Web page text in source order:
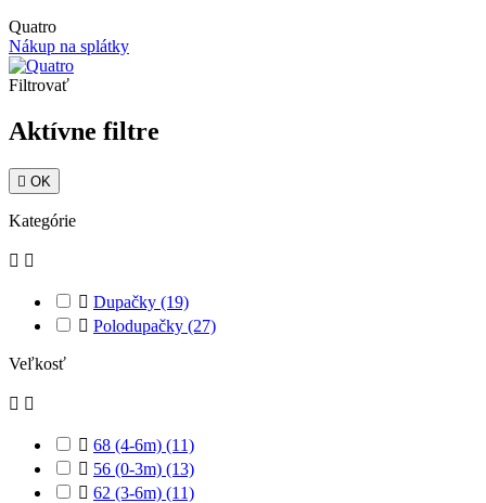
Quatro
Nákup na splátky
Filtrovať
Aktívne filtre
 OK
Kategórie
 
 Dupačky (19)
 Polodupačky (27)
Veľkosť
 
 68 (4-6m) (11)
 56 (0-3m) (13)
 62 (3-6m) (11)